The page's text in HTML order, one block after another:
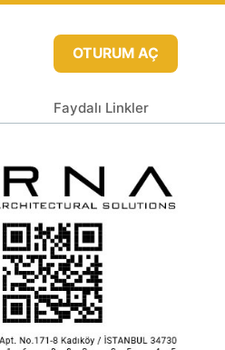
OTURUM AÇ
Faydalı Linkler